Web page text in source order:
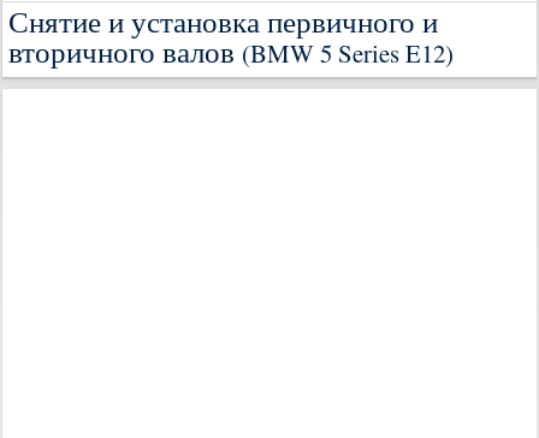
Снятие и установка первичного и
вторичного валов (BMW 5 Series E12)